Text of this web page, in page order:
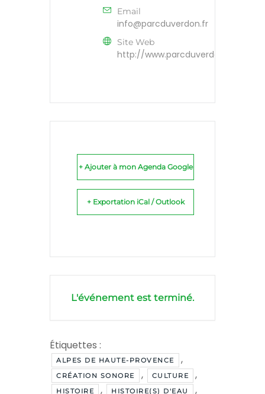
Email
info@parcduverdon.fr
Site Web
http://www.parcduverdon.fr
+ Ajouter à mon Agenda Google
+ Exportation iCal / Outlook
L'événement est terminé.
Étiquettes :
ALPES DE HAUTE-PROVENCE ,
CRÉATION SONORE , CULTURE ,
HISTOIRE , HISTOIRE(S) D'EAU ,